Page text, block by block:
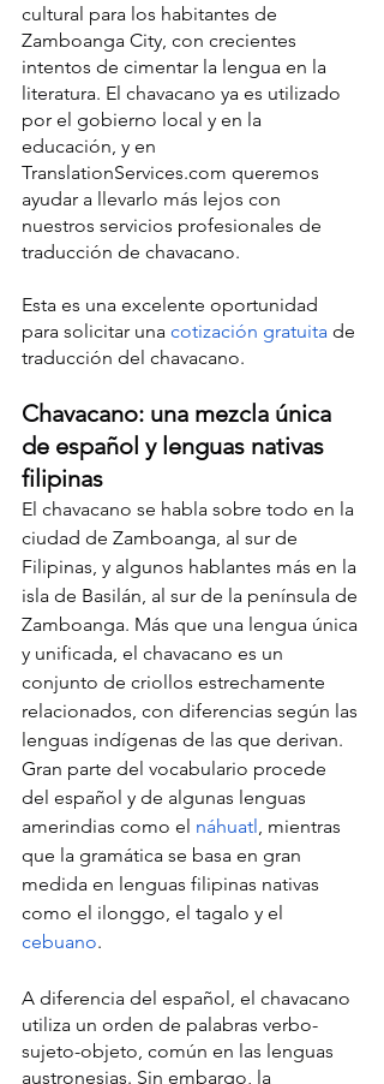
cultural para los habitantes de
Zamboanga City, con crecientes
intentos de cimentar la lengua en la
literatura. El chavacano ya es utilizado
por el gobierno local y en la
educación, y en
TranslationServices.com queremos
ayudar a llevarlo más lejos con
nuestros servicios profesionales de
traducción de chavacano.
Esta es una excelente oportunidad
para solicitar una cotización gratuita de
traducción del chavacano.
Chavacano: una mezcla única
de español y lenguas nativas
filipinas
El chavacano se habla sobre todo en la
ciudad de Zamboanga, al sur de
Filipinas, y algunos hablantes más en la
isla de Basilán, al sur de la península de
Zamboanga. Más que una lengua única
y unificada, el chavacano es un
conjunto de criollos estrechamente
relacionados, con diferencias según las
lenguas indígenas de las que derivan.
Gran parte del vocabulario procede
del español y de algunas lenguas
amerindias como el náhuatl, mientras
que la gramática se basa en gran
medida en lenguas filipinas nativas
como el ilonggo, el tagalo y el
cebuano.
A diferencia del español, el chavacano
utiliza un orden de palabras verbo-
sujeto-objeto, común en las lenguas
austronesias. Sin embargo, la